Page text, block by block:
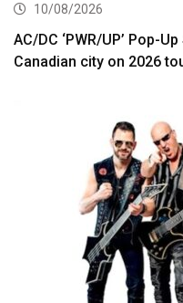
10/08/2026
AC/DC ‘PWR/UP’ Pop-
Canadian city on 2026